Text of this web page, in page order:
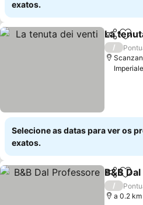
exatos.
Partilhar
La
/
Imperiale
Selecione as datas para ver os
exatos.
Partilhar
B&B
/
a 0.2